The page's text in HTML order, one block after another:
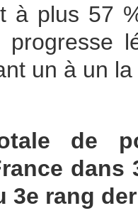
à plus 57
un à un
de
dans
3e rang